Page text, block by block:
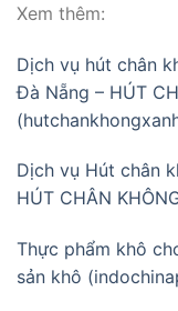
Xem thêm:
Dịch vụ hút chân
Đà Nẵng – HÚT
Dịch vụ Hút chân
HÚT CHÂN
Thực phẩm khô
sản khô